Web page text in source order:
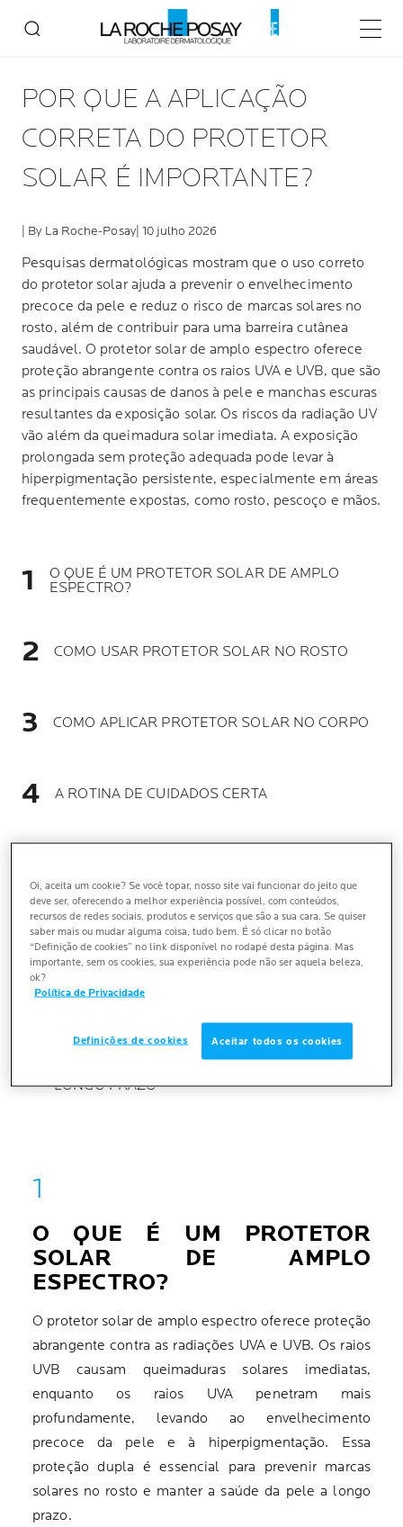
Menu
POR QUE A APLICAÇÃO
CORRETA DO PROTETOR
SOLAR É IMPORTANTE?
| By La Roche-Posay| 10 julho 2026
Pesquisas dermatológicas mostram que o uso correto
do protetor solar ajuda a prevenir o envelhecimento
precoce da pele e reduz o risco de marcas solares no
rosto, além de contribuir para uma barreira cutânea
saudável. O protetor solar de amplo espectro oferece
proteção abrangente contra os raios UVA e UVB, que são
as principais causas de danos à pele e manchas escuras
resultantes da exposição solar. Os riscos da radiação UV
vão além da queimadura solar imediata. A exposição
prolongada sem proteção adequada pode levar à
hiperpigmentação persistente, especialmente em áreas
frequentemente expostas, como rosto, pescoço e mãos.
O QUE É UM PROTETOR SOLAR DE AMPLO
ESPECTRO?
COMO USAR PROTETOR SOLAR NO ROSTO
COMO APLICAR PROTETOR SOLAR NO CORPO
A ROTINA DE CUIDADOS CERTA
OS PRINCIPAIS BENEFÍCIOS DO ANTHELIOS UV
MUNE 400 EM RESUMO:
LONGO PRAZO
O QUE É UM PROTETOR
SOLAR DE AMPLO
ESPECTRO?
O protetor solar de amplo espectro oferece proteção
abrangente contra as radiações UVA e UVB. Os raios
UVB causam queimaduras solares imediatas,
enquanto os raios UVA penetram mais
profundamente, levando ao envelhecimento
precoce da pele e à hiperpigmentação. Essa
proteção dupla é essencial para prevenir marcas
solares no rosto e manter a saúde da pele a longo
prazo.
Oi, aceita um cookie? Se você topar, nosso site vai funcionar do jeito que
deve ser, oferecendo a melhor experiência possível, com conteúdos,
recursos de redes sociais, produtos e serviços que são a sua cara. Se quiser
saber mais ou mudar alguma coisa, tudo bem. É só clicar no botão
“Definição de cookies” no link disponível no rodapé desta página. Mas
importante, sem os cookies, sua experiência pode não ser aquela beleza,
ok?
Política de Privacidade
Definições de cookies Aceitar todos os cookies